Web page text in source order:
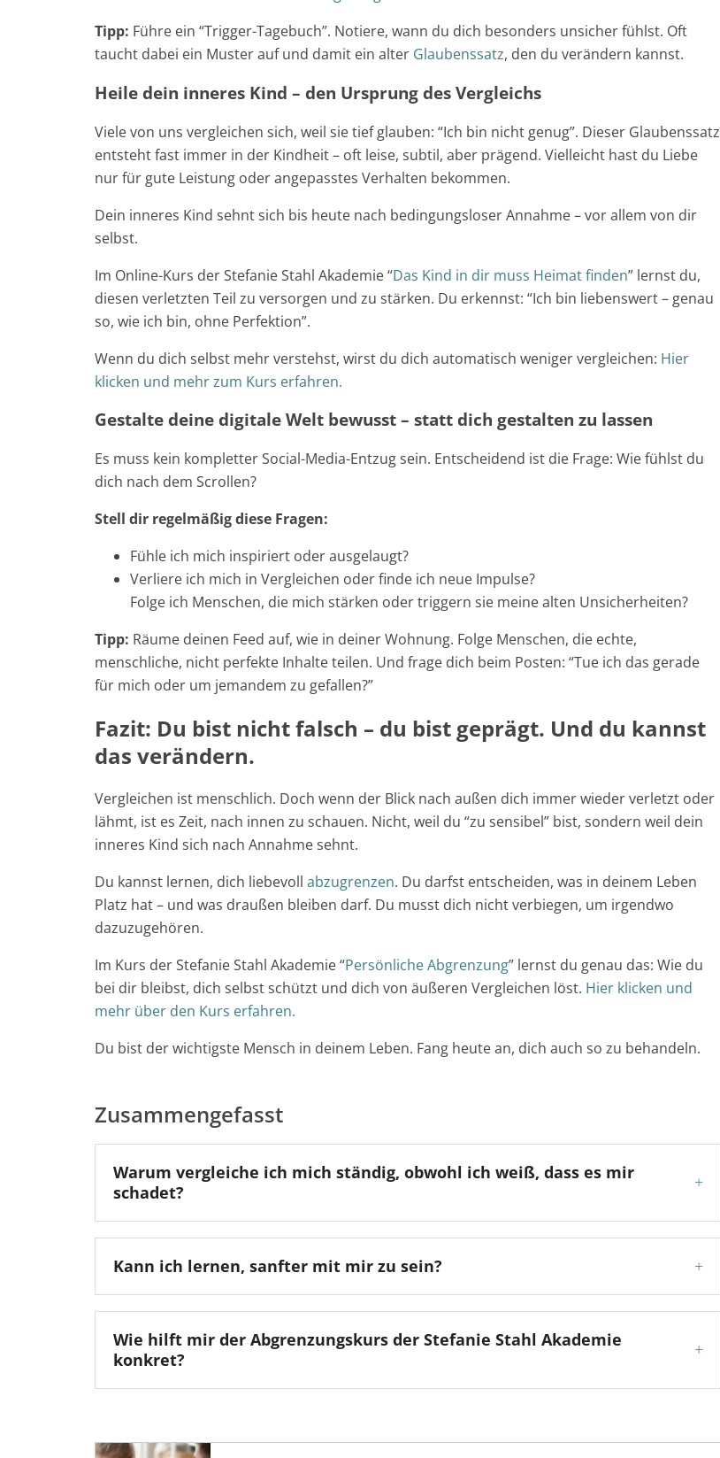
Tipp: Führe ein “Trigger-Tagebuch”. Notiere, wann du dich besonders unsicher fühlst. Oft
taucht dabei ein Muster auf und damit ein alter Glaubenssatz, den du verändern kannst.
Heile dein inneres Kind – den Ursprung des Vergleichs
Viele von uns vergleichen sich, weil sie tief glauben: “Ich bin nicht genug”. Dieser Glaubenssatz
entsteht fast immer in der Kindheit – oft leise, subtil, aber prägend. Vielleicht hast du Liebe
nur für gute Leistung oder angepasstes Verhalten bekommen.
Dein inneres Kind sehnt sich bis heute nach bedingungsloser Annahme – vor allem von dir
selbst.
Im Online-Kurs der Stefanie Stahl Akademie “Das Kind in dir muss Heimat finden” lernst du,
diesen verletzten Teil zu versorgen und zu stärken. Du erkennst: “Ich bin liebenswert – genau
so, wie ich bin, ohne Perfektion”.
Wenn du dich selbst mehr verstehst, wirst du dich automatisch weniger vergleichen: Hier
klicken und mehr zum Kurs erfahren.
Gestalte deine digitale Welt bewusst – statt dich gestalten zu lassen
Es muss kein kompletter Social-Media-Entzug sein. Entscheidend ist die Frage: Wie fühlst du
dich nach dem Scrollen?
Stell dir regelmäßig diese Fragen:
Fühle ich mich inspiriert oder ausgelaugt?
Verliere ich mich in Vergleichen oder finde ich neue Impulse?
Folge ich Menschen, die mich stärken oder triggern sie meine alten Unsicherheiten?
Tipp: Räume deinen Feed auf, wie in deiner Wohnung. Folge Menschen, die echte,
menschliche, nicht perfekte Inhalte teilen. Und frage dich beim Posten: “Tue ich das gerade
für mich oder um jemandem zu gefallen?”
Fazit: Du bist nicht falsch – du bist geprägt. Und du kannst
das verändern.
Vergleichen ist menschlich. Doch wenn der Blick nach außen dich immer wieder verletzt oder
lähmt, ist es Zeit, nach innen zu schauen. Nicht, weil du “zu sensibel” bist, sondern weil dein
inneres Kind sich nach Annahme sehnt.
Du kannst lernen, dich liebevoll abzugrenzen. Du darfst entscheiden, was in deinem Leben
Platz hat – und was draußen bleiben darf. Du musst dich nicht verbiegen, um irgendwo
dazuzugehören.
Im Kurs der Stefanie Stahl Akademie “Persönliche Abgrenzung” lernst du genau das: Wie du
bei dir bleibst, dich selbst schützt und dich von äußeren Vergleichen löst. Hier klicken und
mehr über den Kurs erfahren.
Du bist der wichtigste Mensch in deinem Leben. Fang heute an, dich auch so zu behandeln.
Zusammengefasst
Warum vergleiche ich mich ständig, obwohl ich weiß, dass es mir
schadet?
+
Kann ich lernen, sanfter mit mir zu sein? +
Wie hilft mir der Abgrenzungskurs der Stefanie Stahl Akademie
konkret?
+